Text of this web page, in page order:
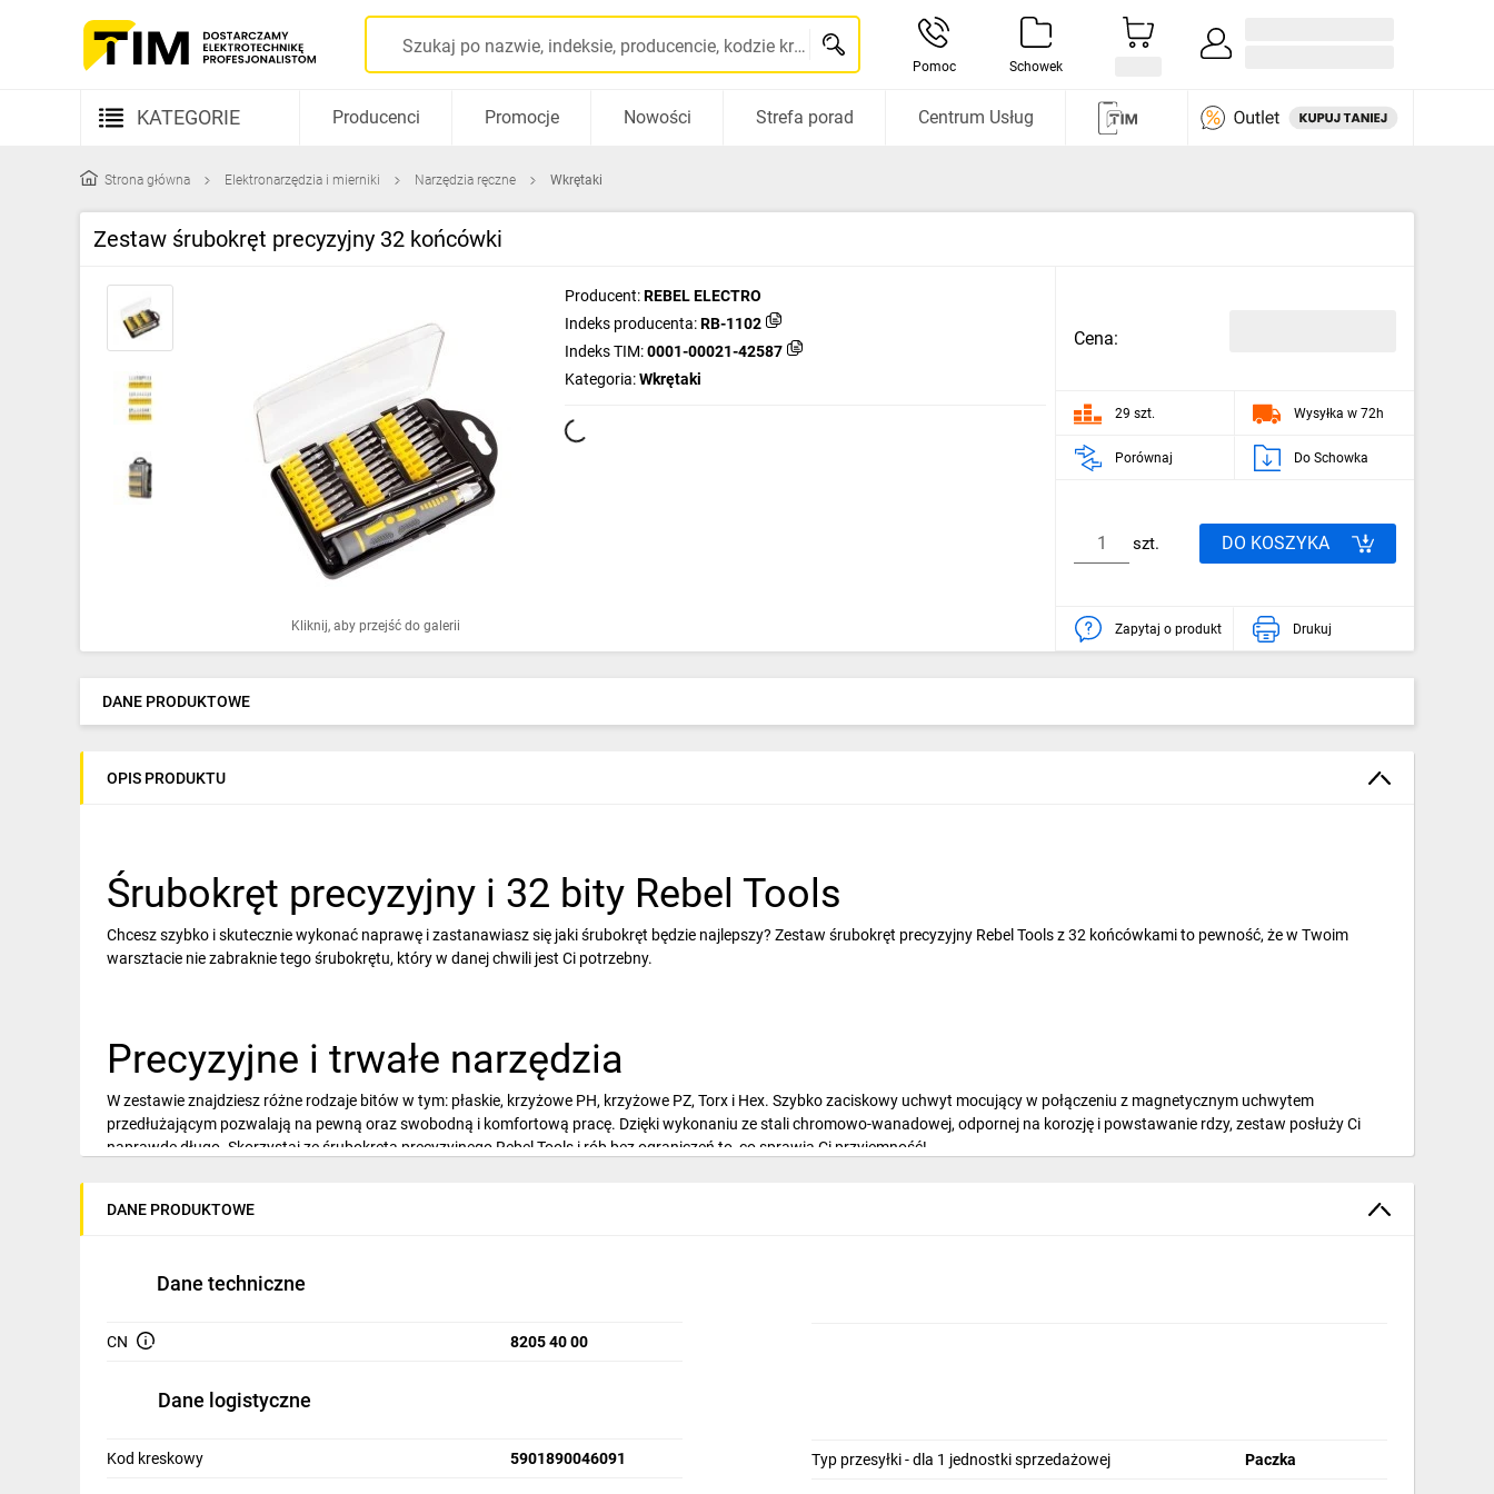
Szukaj po nazwie, indeksie, producencie, kodzie kreskowym...
Pomoc Schowek
KATEGORIE
Kable i przewody
Fotowoltaika
Gniazda i łączniki
Oprawy oświetleniowe
Ogrzewanie
Elektronarzędzia i mierniki
Pneumatyka
Klimatyzacja
Odzież ochronna i BHP
Inne
Budowa i Remont
Elektromobilność
Wentylacja i rekuperacja
Producenci Promocje Nowości Strefa porad Centrum Usług
Strona główna Elektronarzędzia i mierniki Narzędzia ręczne Wkrętaki
Zestaw śrubokręt precyzyjny 32 końcówki
Kliknij, aby przejść do galerii
Producent:REBEL ELECTRO
Indeks producenta:RB-1102
Indeks TIM:0001-00021-42587
Kategoria:Wkrętaki
Cena:
29 szt. Wysyłka w 72h
Porównaj Do Schowka
szt. DO KOSZYKA
Zapytaj o produkt Drukuj
DANE PRODUKTOWE
OPIS PRODUKTU
Śrubokręt precyzyjny i 32 bity Rebel Tools
Chcesz szybko i skutecznie wykonać naprawę i zastanawiasz się jaki śrubokręt będzie najlepszy? Zestaw śrubokręt precyzyjny Rebel Tools z 32 końcówkami to pewność, że w Twoim
warsztacie nie zabraknie tego śrubokrętu, który w danej chwili jest Ci potrzebny.
Precyzyjne i trwałe narzędzia
W zestawie znajdziesz różne rodzaje bitów w tym: płaskie, krzyżowe PH, krzyżowe PZ, Torx i Hex. Szybko zaciskowy uchwyt mocujący w połączeniu z magnetycznym uchwytem
przedłużającym pozwalają na pewną oraz swobodną i komfortową pracę. Dzięki wykonaniu ze stali chromowo-wanadowej, odpornej na korozję i powstawanie rdzy, zestaw posłuży Ci
naprawdę długo. Skorzystaj ze śrubokręta precyzyjnego Rebel Tools i rób bez ograniczeń to, co sprawia Ci przyjemność!
DANE PRODUKTOWE
Dane techniczne
CN 8205 40 00
Dane logistyczne
Kod kreskowy 5901890046091 Typ przesyłki - dla 1 jednostki sprzedażowej Paczka